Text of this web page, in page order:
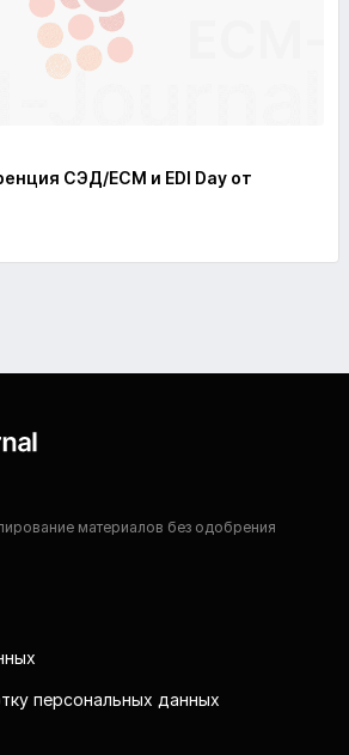
СЭД/ECM и EDI Day от
материалов без одобрения
персональных данных